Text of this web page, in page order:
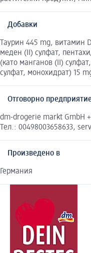
Добавки
Таурин 445 mg, витамин
меден (II) сулфат,
(като манганов (II)
сулфат, монохидрат) 15
Отговорно
dm-drogerie markt GmbH
Тел.: 00498003658633,
Произведено в
Германия